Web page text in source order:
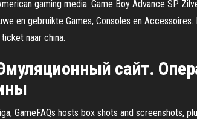
gaming media. Game Boy Advance SP
en gebruikte Games, Consoles en
naar china.
сайт.
GameFAQs hosts box shots and